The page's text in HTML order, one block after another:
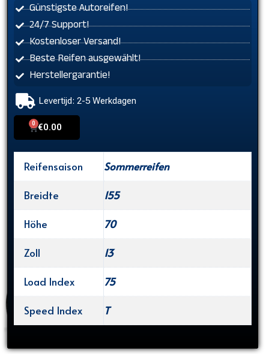
Günstigste Autoreifen!
24/7 Support!
Kostenloser Versand!
Beste Reifen ausgewählt!
Herstellergarantie!
Levertijd: 2-5 Werkdagen
€0.00
0
Cart
Reifensaison
Sommerreifen
Breidte
155
Höhe
70
Zoll
13
Load Index
75
Speed Index
T